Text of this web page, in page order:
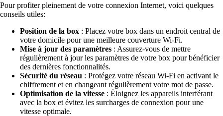
Pour profiter pleinement de votre connexion Internet, voici quelques
conseils utiles:
Position de la box : Placez votre box dans un endroit central de
votre domicile pour une meilleure couverture Wi-Fi.
Mise à jour des paramètres : Assurez-vous de mettre
régulièrement à jour les paramètres de votre box pour bénéficier
des dernières fonctionnalités.
Sécurité du réseau : Protégez votre réseau Wi-Fi en activant le
chiffrement et en changeant régulièrement votre mot de passe.
Optimisation de la vitesse : Éloignez les appareils interférant
avec la box et évitez les surcharges de connexion pour une
vitesse optimale.